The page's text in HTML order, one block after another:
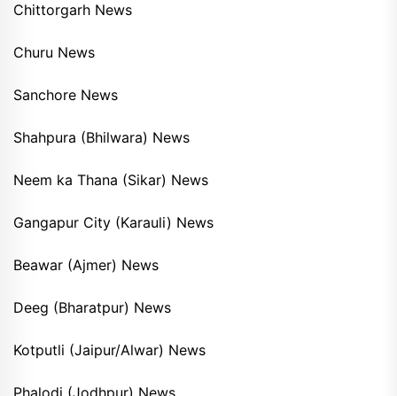
Chittorgarh News
Churu News
Sanchore News
Shahpura (Bhilwara) News
Neem ka Thana (Sikar) News
Gangapur City (Karauli) News
Beawar (Ajmer) News
Deeg (Bharatpur) News
Kotputli (Jaipur/Alwar) News